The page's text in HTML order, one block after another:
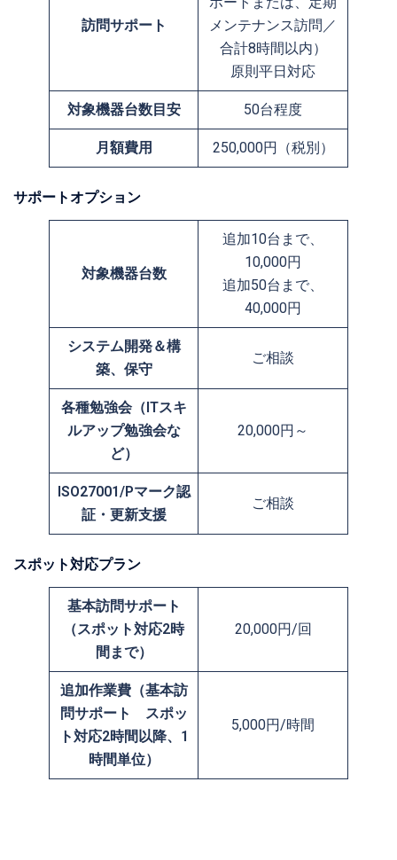
訪問サポート
メンテナンス訪問／
合計8時間以内）
原則平日対応
対象機器台数目安 50台程度
月額費用 250,000円（税別）
サポートオプション
対象機器台数
追加10台まで、
10,000円
追加50台まで、
40,000円
システム開発＆構
築、保守
ご相談
各種勉強会（ITスキ
ルアップ勉強会な
ど）
20,000円～
ISO27001/Pマーク認
証・更新支援
ご相談
スポット対応プラン
基本訪問サポート
（スポット対応2時
間まで）
20,000円/回
追加作業費（基本訪
問サポート スポッ
ト対応2時間以降、1
時間単位）
5,000円/時間